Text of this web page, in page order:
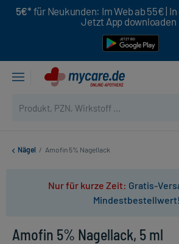
5€* für Neukunden: Im Web ab 55€ |
Jetzt App downloaden
Nägel / Amofin 5% Nagellack
Nur für kurze Zeit: Gratis-
Mindestbestellwert!
Amofin 5% Nagellack, 5 ml